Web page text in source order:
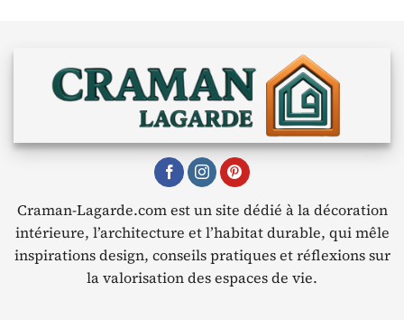
Craman-Lagarde.com est un site dédié à la décoration
intérieure, l’architecture et l’habitat durable, qui mêle
inspirations design, conseils pratiques et réflexions sur
la valorisation des espaces de vie.